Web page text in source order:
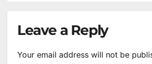
Leave a Reply
Your email address will not be